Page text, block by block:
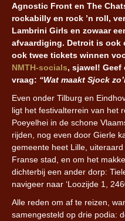
Agnostic Front en The
rockabilly en rock ’n roll,
Lambrini Girls en zowaar
afvaardiging. Detroit is ook
ook twee tickets winnen
NMTH-socials, sjawel!
vraag: “Wat maakt Sjock
Even onder Tilburg en
ligt het festivalterrein van het
Poeyelhei in de schone
rijden, nog even door Gierle
gemeente heet Lille,
Franse stad, en om het
dichterbij een ander dorp:
navigeer naar ‘Loozijde 1,
Alle reden om af te reizen,
samengesteld op drie podia: